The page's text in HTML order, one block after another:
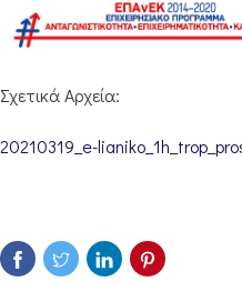
Σχετικά Αρχεία:
20210319_e-